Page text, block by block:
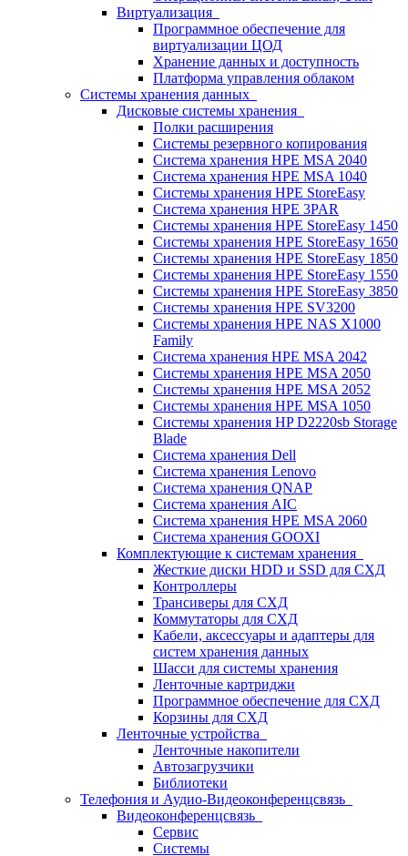
Виртуализация
Программное обеспечение для
виртуализации ЦОД
Хранение данных и доступность
Платформа управления облаком
Системы хранения данных
Дисковые системы хранения
Полки расширения
Системы резервного копирования
Система хранения HPE MSA 2040
Система хранения HPE MSA 1040
Системы хранения HPE StoreEasy
Система хранения HPE 3PAR
Системы хранения HPE StoreEasy 1450
Системы хранения HPE StoreEasy 1650
Системы хранения HPE StoreEasy 1850
Системы хранения HPE StoreEasy 1550
Системы хранения HPE StoreEasy 3850
Системы хранения HPE SV3200
Системы хранения HPE NAS X1000
Family
Система хранения HPE MSA 2042
Системы хранения HPE MSA 2050
Системы хранения HPE MSA 2052
Системы хранения HPE MSA 1050
Системы хранения HP D2220sb Storage
Blade
Система хранения Dell
Система хранения Lenovo
Система хранения QNAP
Система хранения AIC
Система хранения HPE MSA 2060
Система хранения GOOXI
Комплектующие к системам хранения
Жесткие диски HDD и SSD для СХД
Контроллеры
Трансиверы для СХД
Коммутаторы для СХД
Кабели, аксессуары и адаптеры для
систем хранения данных
Шасси для системы хранения
Ленточные картриджи
Программное обеспечение для СХД
Корзины для СХД
Ленточные устройства
Ленточные накопители
Автозагрузчики
Библиотеки
Телефония и Аудио-Видеоконференцсвязь
Видеоконференцсвязь
Сервис
Системы